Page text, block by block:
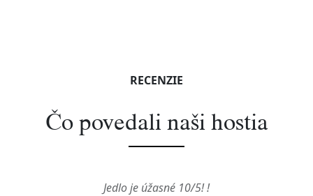
Čo povedali naši hostia
RECENZIE
Jedlo je úžasné 10/5! !